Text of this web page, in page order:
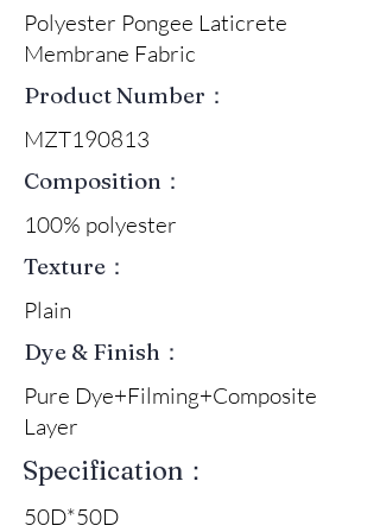
Polyester Pongee Laticrete
Membrane Fabric
Product Number：
MZT190813
Composition：
100% polyester
Texture：
Plain
Dye & Finish：
Pure Dye+Filming+Composite
Layer
Specification：
50D*50D